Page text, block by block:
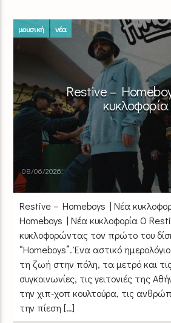
μουσική νέα
Restive –
κυκλοφορία
08/06/2026
Restive – Homeboys | Νέα
Homeboys | Νέα κυκλοφορία Ο
κυκλοφορώντας τον πρώτο του
“Homeboys”. Ένα αστικό
τη ζωή στην πόλη, τα μετρό και
συγκοινωνίες, τις γειτονιές της
την χιπ-χοπ κουλτούρα, τις
την πίεση […]